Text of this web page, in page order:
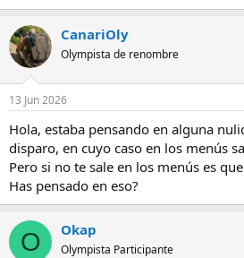
CanariOly
Olympista de renombre
13 Jun 2026
Hola, estaba pensando en alguna
disparo, en cuyo caso en los menús
Pero si no te sale en los menús es
Has pensado en eso?
O Okap
Olympista Participante